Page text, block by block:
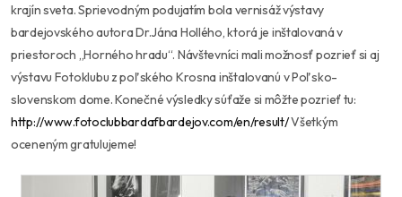
krajín sveta. Sprievodným podujatím bola vernisáž výstavy
bardejovského autora Dr.Jána Hollého, ktorá je inštalovaná v
priestoroch „Horného hradu“. Návštevníci mali možnosť pozrieť si aj
výstavu Fotoklubu z poľského Krosna inštalovanú v Poľsko-
slovenskom dome. Konečné výsledky súťaže si môžte pozrieť tu:
http://www.fotoclubbardafbardejov.com/en/result/Všetkým
oceneným gratulujeme!